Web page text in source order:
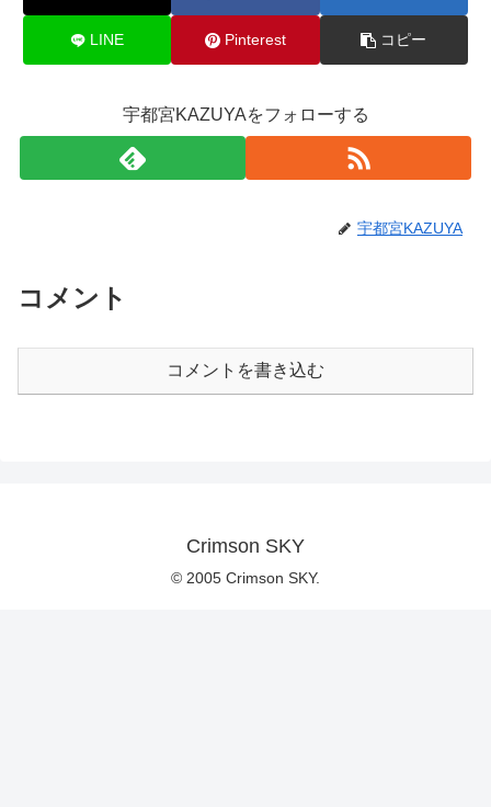
LINE Pinterest コピー
宇都宮KAZUYAをフォローする
宇都宮KAZUYA
コメント
コメントを書き込む
Crimson SKY
© 2005 Crimson SKY.